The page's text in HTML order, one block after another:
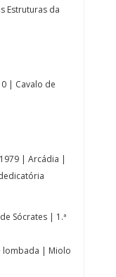
Estruturas da
| Cavalo de
| Arcádia |
Sócrates | 1.ª
lombada | Miolo